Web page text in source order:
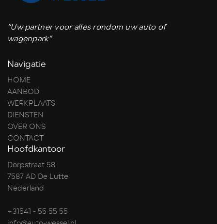
“Uw partner voor alles rondom uw auto of
wagenpark”
Navigatie
HOME
AANBOD
WERKPLAATS
DIENSTEN
OVER ONS
CONTACT
Hoofdkantoor
Dorpstraat 58
7587 AD De Lutte
Nederland
+31541 - 55 55 55